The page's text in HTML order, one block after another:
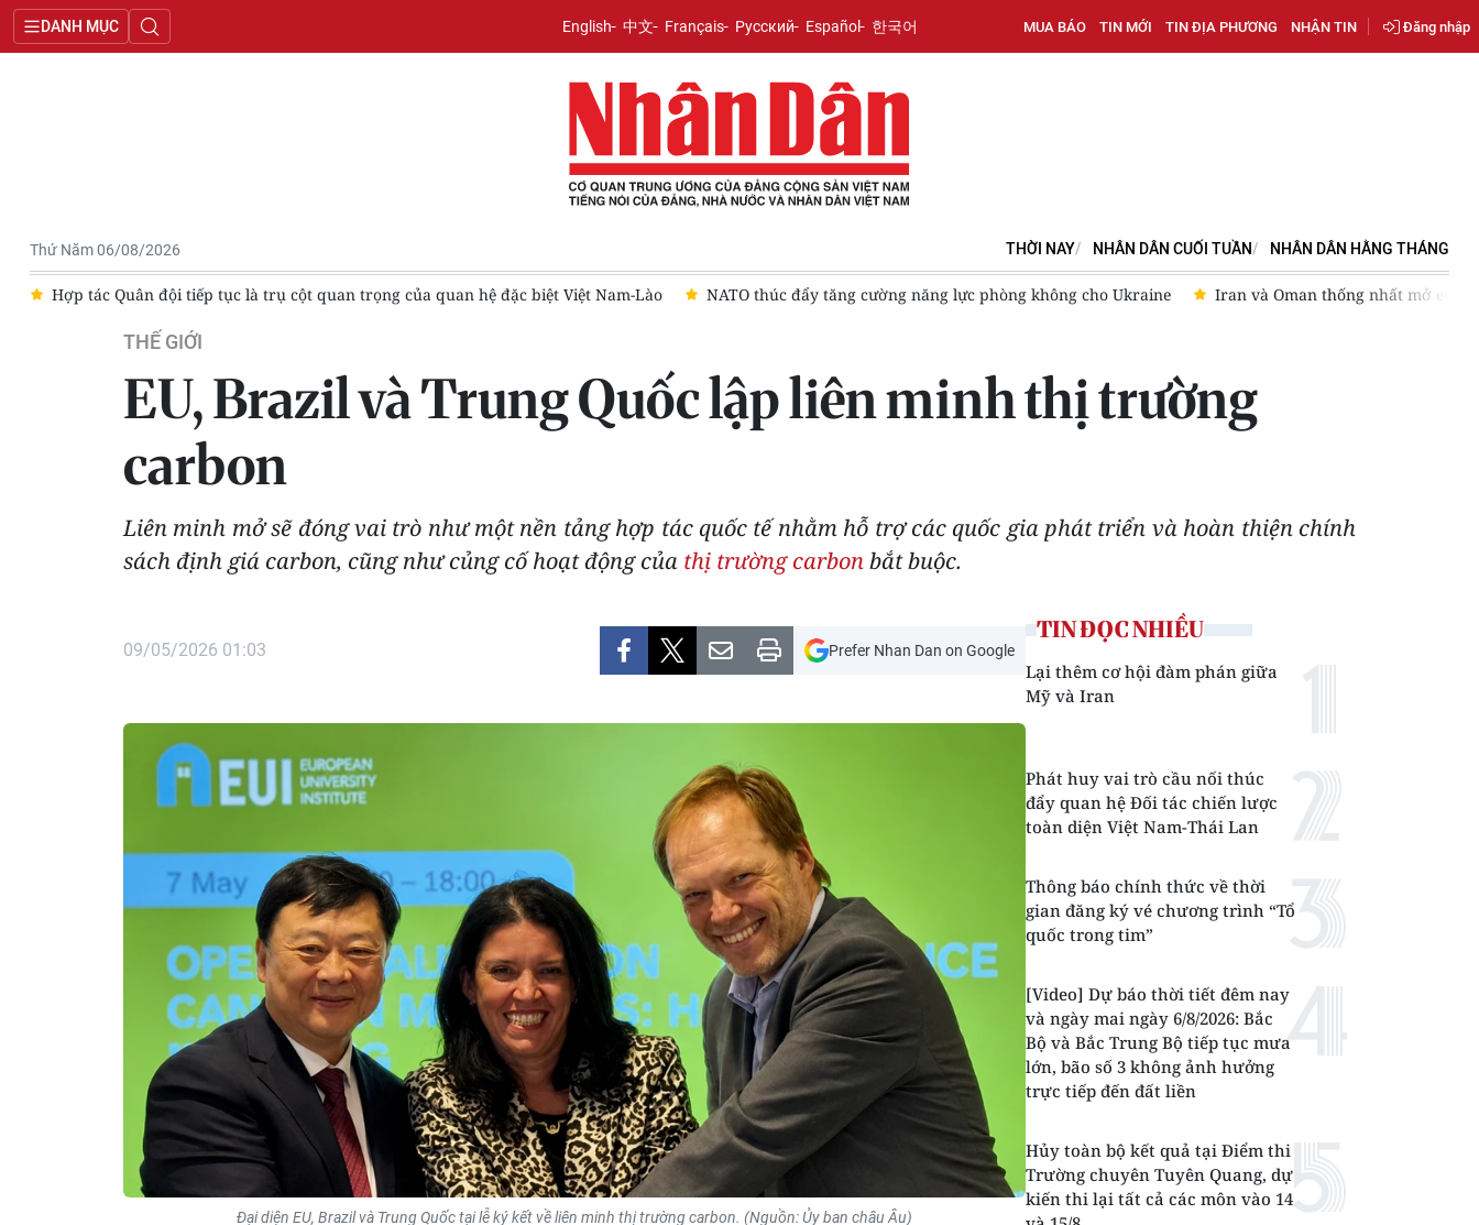
DANH MỤC English 中文 Français Русский Español 한국어 MUA BÁO TIN MỚI TIN ĐỊA PHƯƠNG NHẬN TIN Đăng nhập
Thứ Năm 06/08/2026 THỜI NAY NHÂN DÂN CUỐI TUẦN NHÂN DÂN HẰNG THÁNG
Quân đội tiếp tục là trụ cột quan trọng của quan hệ đặc biệt Việt Nam-Lào NATO thúc đẩy tăng cường năng lực phòng không cho Ukraine Iran và Oman thống nhất mở eo biển Hormuz
THẾ GIỚI
EU, Brazil và Trung Quốc lập liên minh thị trường
carbon
Liên minh mở sẽ đóng vai trò như một nền tảng hợp tác quốc tế nhằm hỗ trợ các quốc gia phát triển và hoàn thiện chính
sách định giá carbon, cũng như củng cố hoạt động của thị trường carbonbắt buộc.
09/05/2026 01:03 Prefer Nhan Dan on Google
Đại diện EU, Brazil và Trung Quốc tại lễ ký kết về liên minh thị trường carbon. (Nguồn: Ủy ban châu Âu)
TIN ĐỌC NHIỀU
Lại thêm cơ hội đàm phán giữa
Mỹ và Iran
Phát huy vai trò cầu nối thúc
đẩy quan hệ Đối tác chiến lược
toàn diện Việt Nam-Thái Lan
Thông báo chính thức về thời
gian đăng ký vé chương trình “Tổ
quốc trong tim”
[Video] Dự báo thời tiết đêm nay
và ngày mai ngày 6/8/2026: Bắc
Bộ và Bắc Trung Bộ tiếp tục mưa
lớn, bão số 3 không ảnh hưởng
trực tiếp đến đất liền
Hủy toàn bộ kết quả tại Điểm thi
Trường chuyên Tuyên Quang, dự
kiến thi lại tất cả các môn vào 14